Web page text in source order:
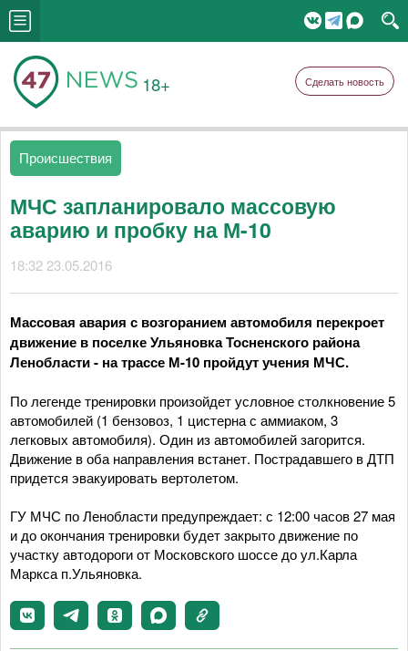
18+ Сделать новость
Происшествия
МЧС запланировало массовую
аварию и пробку на М-10
18:32 23.05.2016
Массовая авария с возгоранием автомобиля перекроет
движение в поселке Ульяновка Тосненского района
Ленобласти - на трассе М-10 пройдут учения МЧС.
По легенде тренировки произойдет условное столкновение 5
автомобилей (1 бензовоз, 1 цистерна с аммиаком, 3
легковых автомобиля). Один из автомобилей загорится.
Движение в оба направления встанет. Пострадавшего в ДТП
придется эвакуировать вертолетом.
ГУ МЧС по Ленобласти предупреждает: с 12:00 часов 27 мая
и до окончания тренировки будет закрыто движение по
участку автодороги от Московского шоссе до ул.Карла
Маркса п.Ульяновка.